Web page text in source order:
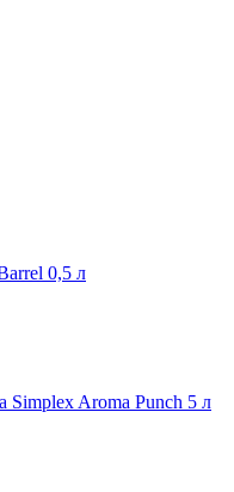
0,5 л
Simplex Aroma Punch 5 л